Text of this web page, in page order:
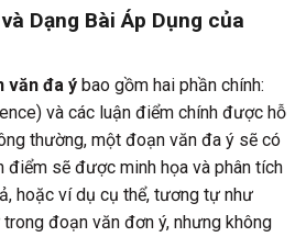
Dạng Bài Áp Dụng của
văn đa ý bao gồm hai phần chính:
và các luận điểm chính được hỗ
thường, một đoạn văn đa ý sẽ có
điểm sẽ được minh họa và phân tích
hoặc ví dụ cụ thể, tương tự như
đoạn văn đơn ý, nhưng không